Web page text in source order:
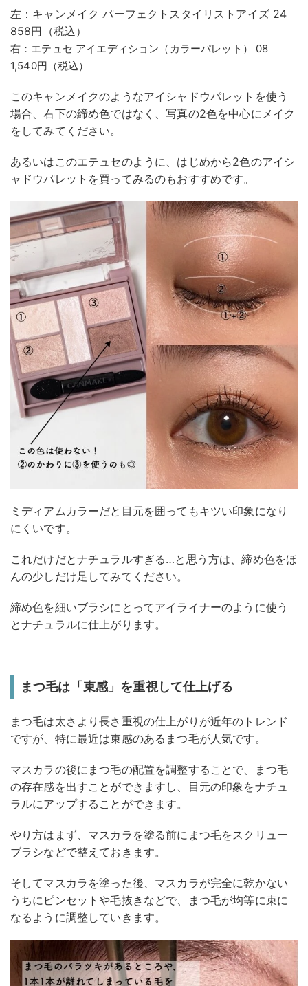
左：キャンメイク パーフェクトスタイリストアイズ 24
858円（税込）
右：エテュセ アイエディション（カラーパレット） 08
1,540円（税込）
このキャンメイクのようなアイシャドウパレットを使う
場合、右下の締め色ではなく、写真の2色を中心にメイク
をしてみてください。
あるいはこのエテュセのように、はじめから2色のアイシ
ャドウパレットを買ってみるのもおすすめです。
ミディアムカラーだと目元を囲ってもキツい印象になり
にくいです。
これだけだとナチュラルすぎる…と思う方は、締め色をほ
んの少しだけ足してみてください。
締め色を細いブラシにとってアイライナーのように使う
とナチュラルに仕上がります。
まつ毛は「束感」を重視して仕上げる
まつ毛は太さより長さ重視の仕上がりが近年のトレンド
ですが、特に最近は束感のあるまつ毛が人気です。
マスカラの後にまつ毛の配置を調整することで、まつ毛
の存在感を出すことができますし、目元の印象をナチュ
ラルにアップすることができます。
やり方はまず、マスカラを塗る前にまつ毛をスクリュー
ブラシなどで整えておきます。
そしてマスカラを塗った後、マスカラが完全に乾かない
うちにピンセットや毛抜きなどで、まつ毛が均等に束に
なるように調整していきます。